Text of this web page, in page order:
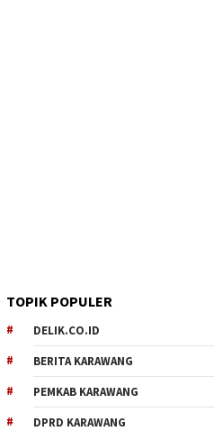
TOPIK POPULER
DELIK.CO.ID
BERITA KARAWANG
PEMKAB KARAWANG
DPRD KARAWANG